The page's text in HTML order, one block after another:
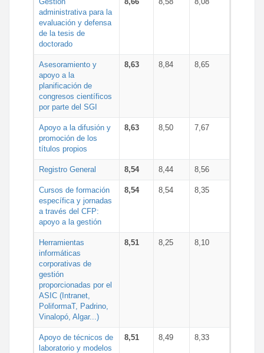
administrativa para la
evaluación y defensa
de la tesis de
doctorado
Asesoramiento y
apoyo a la
planificación de
congresos científicos
por parte del SGI
8,63 8,84 8,65
Apoyo a la difusión y
promoción de los
títulos propios
8,63 8,50 7,67
Registro General 8,54 8,44 8,56
Cursos de formación
específica y jornadas
a través del CFP:
apoyo a la gestión
8,54 8,54 8,35
Herramientas
informáticas
corporativas de
gestión
proporcionadas por el
ASIC (Intranet,
PoliformaT, Padrino,
Vinalopó, Algar...)
8,51 8,25 8,10
Apoyo de técnicos de
laboratorio y modelos
8,51 8,49 8,33